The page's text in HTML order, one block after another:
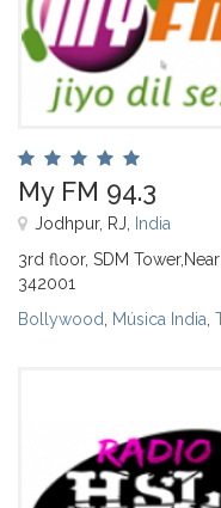
My FM 94.3
Jodhpur, RJ, India
3rd floor, SDM
342001
Bollywood Música India